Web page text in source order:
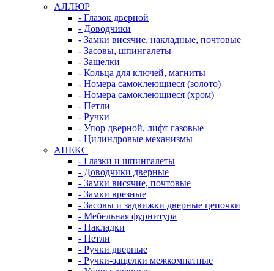
АЛЛЮР
- Глазок дверной
- Доводчики
- Замки висячие, накладные, почтовые
- Засовы, шпингалеты
- Защелки
- Кольца для ключей, магниты
- Номера самоклеющиеся (золото)
- Номера самоклеющиеся (хром)
- Петли
- Ручки
- Упор дверной, лифт газовые
- Цилиндровые механизмы
АПЕКС
- Глазки и шпингалеты
- Доводчики дверные
- Замки висячие, почтовые
- Замки врезные
- Засовы и задвижки дверные цепочки
- Мебельная фурнитура
- Накладки
- Петли
- Ручки дверные
- Ручки-защелки межкомнатные